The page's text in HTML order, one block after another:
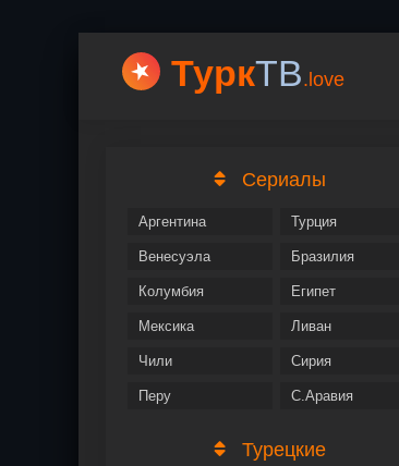
ТуркТВ.love
Сериалы
Аргентина
Венесуэла
Колумбия
Мексика
Чили
Перу
Турция
Бразилия
Египет
Ливан
Сирия
С.Аравия
Турецкие